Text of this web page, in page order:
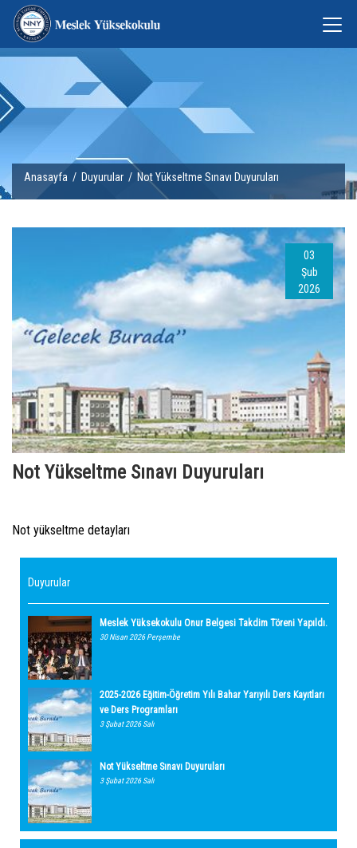
Anasayfa / Duyurular / Not Yükseltme Sınavı Duyuruları
03
Şub
2026
Not Yükseltme Sınavı Duyuruları
Not yükseltme detayları
Duyurular
Meslek Yüksekokulu Onur Belgesi Takdim Töreni Yapıldı.
30 Nisan 2026 Perşembe
2025-2026 Eğitim-Öğretim Yılı Bahar Yarıyılı Ders Kayıtları
ve Ders Programları
3 Şubat 2026 Salı
Not Yükseltme Sınavı Duyuruları
3 Şubat 2026 Salı